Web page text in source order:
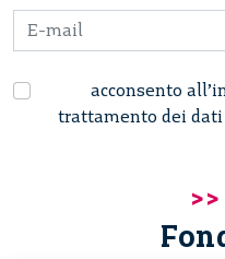
acconsento
trattamento dei dati